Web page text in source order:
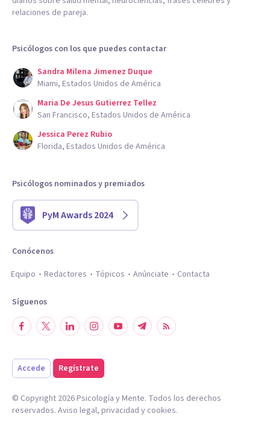
relaciones de pareja.
Psicólogos con los que puedes contactar
Sandra Milena Jimenez Duque
Miami, Estados Unidos de América
Maria De Jesus Gutierrez Tellez
San Francisco, Estados Unidos de América
Jessica Perez Rubio
Florida, Estados Unidos de América
Psicólogos nominados y premiados
PyM Awards 2024
Conócenos
Equipo
Redactores Tópicos Anúnciate Contacta
Síguenos
Accede Regístrate
© Copyright 2026Psicología y Mente. Todos los derechos
reservados. Aviso legal, privacidad y cookies.